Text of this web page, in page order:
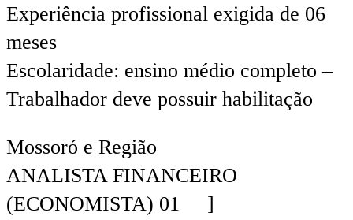
Experiência profissional exigida de 06
meses
Escolaridade: ensino médio completo –
Trabalhador deve possuir habilitação
Mossoró e Região
ANALISTA FINANCEIRO
(ECONOMISTA) 01 ]